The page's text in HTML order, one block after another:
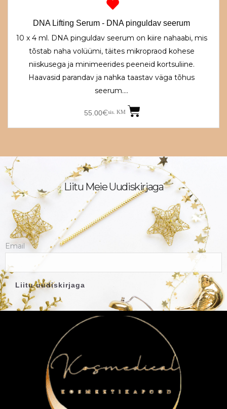
DNA Lifting Serum - DNA pinguldav seerum
10 x 4 ml. DNA pinguldav seerum on kiire nahaabi, mis
tõstab naha volüümi, täites mikropraod kohese
niiskusega ja minimeerides peeneid kortsuliine.
Haavasid parandav ja nahka taastav väga tõhus
seerum.…
55.00€sis. KM
Liitu Meie Uudiskirjaga
Email